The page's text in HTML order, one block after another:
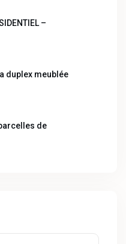
–
duplex meublée
de